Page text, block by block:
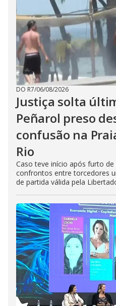
DO R7/06/08/2026
Justiça solta
Peñarol preso
confusão na
Rio
Caso teve início após furto de
confrontos entre torcedores
de partida válida pela